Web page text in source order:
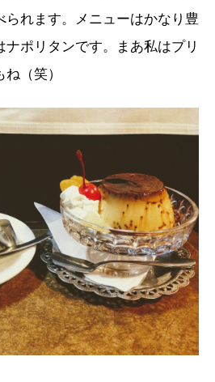
られます。メニューはかなり豊
ポリタンです。まあ私はプリ
（笑）